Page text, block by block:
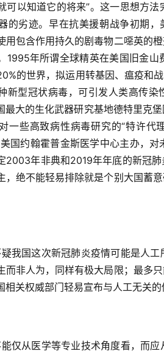
可以知道它的将来”。这一思想方
的劣迹。早在抗美援朝战争初期
用包含作用持久的剧毒物二噁英的
1995年所谓全球精英在美国旧金
的世界，拟运用转基因、瘟疫和
新型冠状病毒，可引发人类高传染
最大的生化武器研究基地德特里克
一些高致病性病毒研究的“特许代
国约翰霍普金斯医学中心主办，
2003年非典和2019年年底的新冠
，绝不能轻易排除就是个别大国蓄
我国这次新冠肺炎疫情可能是人
而非人为，同样有极大局限；最多
相关权威部门轻易宣布与人工无关
仅从医学等专业技术角度看，而